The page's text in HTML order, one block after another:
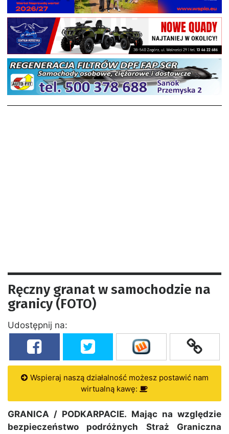
Ręczny granat w samochodzie na
granicy (FOTO)
Udostępnij na:
Wspieraj naszą działalność możesz postawić nam
wirtualną kawę:
GRANICA / PODKARPACIE. Mając na względzie
bezpieczeństwo podróżnych Straż Graniczna